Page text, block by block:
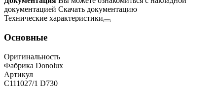
документацией Скачать документацию
Технические характеристики
Основные
Оригинальность
Фабрика Donolux
Артикул
C111027/1 D730